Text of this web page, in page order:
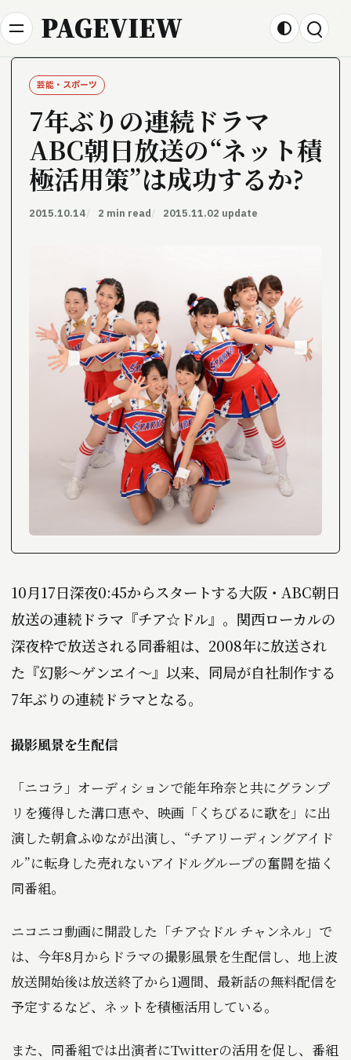
Skip to contentPAGEVIEW
芸能・スポーツ
7年ぶりの連続ドラマ
――ABC朝日放送の“ネット積
極活用策”は成功するか?
2015.10.14 2 min read 2015.11.02 update
10月17日深夜0:45からスタートする大阪・ABC朝日
放送の連続ドラマ『チア☆ドル』。関西ローカルの
深夜枠で放送される同番組は、2008年に放送され
た『幻影～ゲンヱイ～』以来、同局が自社制作する
7年ぶりの連続ドラマとなる。
撮影風景を生配信
「ニコラ」オーディションで能年玲奈と共にグランプ
リを獲得した溝口恵や、映画「くちびるに歌を」に出
演した朝倉ふゆなが出演し、“チアリーディングアイド
ル”に転身した売れないアイドルグループの奮闘を描く
同番組。
ニコニコ動画に開設した「チア☆ドル チャンネル」で
は、今年8月からドラマの撮影風景を生配信し、地上波
放送開始後は放送終了から1週間、最新話の無料配信を
予定するなど、ネットを積極活用している。
また、同番組では出演者にTwitterの活用を促し、番組